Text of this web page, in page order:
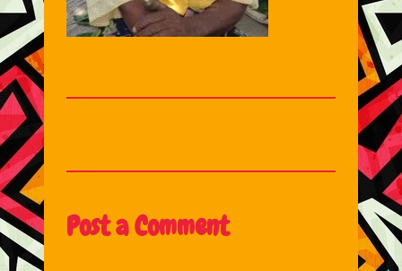
Post a Comment